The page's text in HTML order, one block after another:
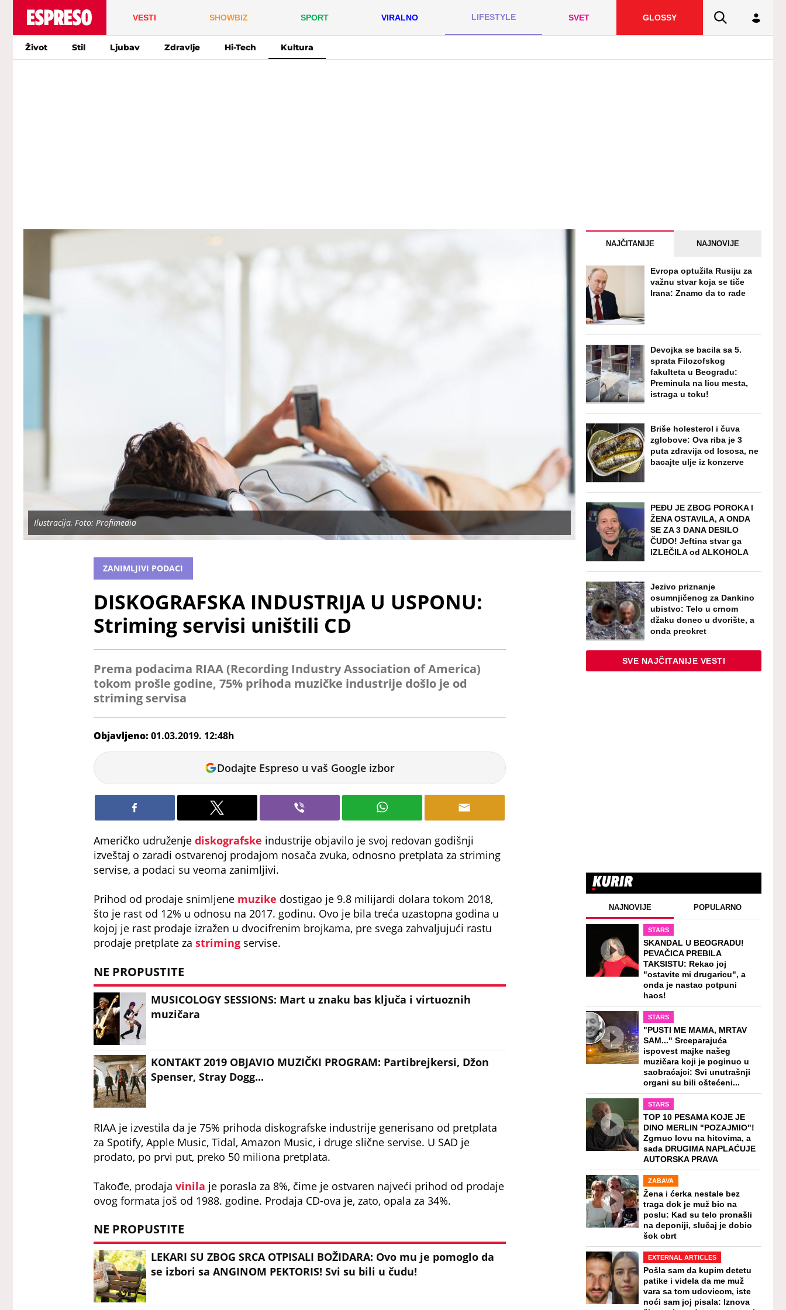
VESTI SHOWBIZ SPORT VIRALNO LIFESTYLE SVET GLOSSY
Život Stil Ljubav Zdravlje Hi-Tech Kultura
Ilustracija, Foto: Profimedia
ZANIMLJIVI PODACI
DISKOGRAFSKA INDUSTRIJA U USPONU:
Striming servisi uništili CD
Prema podacima RIAA (Recording Industry Association of America)
tokom prošle godine, 75% prihoda muzičke industrije došlo je od
striming servisa
Objavljeno: 01.03.2019. 12:48h
Nikola
Marković
Dodajte Espreso u vaš Google izbor
Američko udruženje diskografske industrije objavilo je svoj redovan godišnji
izveštaj o zaradi ostvarenoj prodajom nosača zvuka, odnosno pretplata za striming
servise, a podaci su veoma zanimljivi.
Prihod od prodaje snimljene muzike dostigao je 9.8 milijardi dolara tokom 2018,
što je rast od 12% u odnosu na 2017. godinu. Ovo je bila treća uzastopna godina u
kojoj je rast prodaje izražen u dvocifrenim brojkama, pre svega zahvaljujući rastu
prodaje pretplate za striming servise.
NE PROPUSTITE
MUSICOLOGY SESSIONS: Mart u znaku bas ključa i virtuoznih
muzičara
KONTAKT 2019 OBJAVIO MUZIČKI PROGRAM: Partibrejkersi, Džon
Spenser, Stray Dogg...
RIAA je izvestila da je 75% prihoda diskografske industrije generisano od pretplata
za Spotify, Apple Music, Tidal, Amazon Music, i druge slične servise. U SAD je
prodato, po prvi put, preko 50 miliona pretplata.
Takođe, prodaja vinila je porasla za 8%, čime je ostvaren najveći prihod od prodaje
ovog formata još od 1988. godine. Prodaja CD-ova je, zato, opala za 34%.
NE PROPUSTITE
LEKARI SU ZBOG SRCA OTPISALI BOŽIDARA: Ovo mu je pomoglo da
se izbori sa ANGINOM PEKTORIS! Svi su bili u čudu!
NAJČITANIJE NAJNOVIJE
Evropa optužila Rusiju za
važnu stvar koja se tiče
Irana: Znamo da to rade
Devojka se bacila sa 5.
sprata Filozofskog
fakulteta u Beogradu:
Preminula na licu mesta,
istraga u toku!
Briše holesterol i čuva
zglobove: Ova riba je 3
puta zdravija od lososa, ne
bacajte ulje iz konzerve
PEĐU JE ZBOG POROKA I
ŽENA OSTAVILA, A ONDA
SE ZA 3 DANA DESILO
ČUDO! Jeftina stvar ga
IZLEČILA od ALKOHOLA
Jezivo priznanje
osumnjičenog za Dankino
ubistvo: Telo u crnom
džaku doneo u dvorište, a
onda preokret
SVE NAJČITANIJE VESTI
NAJNOVIJE POPULARNO
STARS
SKANDAL U BEOGRADU!
PEVAČICA PREBILA
TAKSISTU: Rekao joj
"ostavite mi drugaricu", a
onda je nastao potpuni
haos!
STARS
"PUSTI ME MAMA, MRTAV
SAM..." Srceparajuća
ispovest majke našeg
muzičara koji je poginuo u
saobraćajci: Svi unutrašnji
organi su bili oštećeni...
STARS
TOP 10 PESAMA KOJE JE
DINO MERLIN "POZAJMIO"!
Zgrnuo lovu na hitovima, a
sada DRUGIMA NAPLAĆUJE
AUTORSKA PRAVA
ZABAVA
Žena i ćerka nestale bez
traga dok je muž bio na
poslu: Kad su telo pronašli
na deponiji, slučaj je dobio
šok obrt
EXTERNAL ARTICLES
Pošla sam da kupim detetu
patike i videla da me muž
vara sa tom udovicom, iste
noći sam joj pisala: Iznova